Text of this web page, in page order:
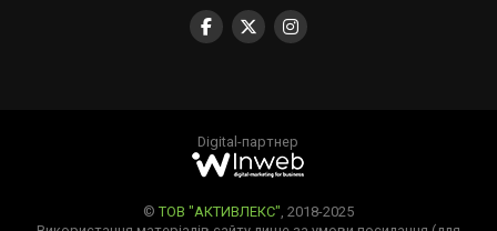
Digital-партнер
© ТОВ "АКТИВЛЕКС" , 2018-2025